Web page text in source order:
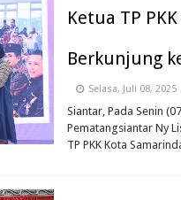
Ketua TP
Berkunjung
Selasa, Juli 08, 2025
Siantar, Pada Senin
Pematangsiantar Ny
TP PKK Kota